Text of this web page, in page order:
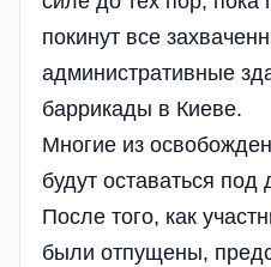
покинут все
административные
баррикады в Киеве.
Многие из
будут оставаться
После того, как
были отпущены,